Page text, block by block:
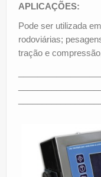
APLICAÇÕES:
Pode ser utilizada
rodoviárias;
tração e